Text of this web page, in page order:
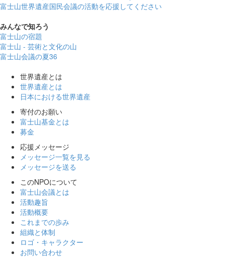
富士山世界遺産国民会議の活動を応援してください
みんなで知ろう
富士山の宿題
富士山 - 芸術と文化の山
富士山会議の夏36
世界遺産とは
世界遺産とは
日本における世界遺産
寄付のお願い
富士山基金とは
募金
応援メッセージ
メッセージ一覧を見る
メッセージを送る
このNPOについて
富士山会議とは
活動趣旨
活動概要
これまでの歩み
組織と体制
ロゴ・キャラクター
お問い合わせ